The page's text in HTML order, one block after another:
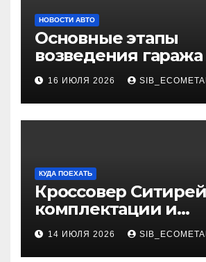
НОВОСТИ АВТО
Основные этапы
возведения гаража
16 ИЮЛЯ 2026
КУДА ПОЕХАТЬ
Кроссовер
комплектации и
характеристики
14 ИЮЛЯ 2026